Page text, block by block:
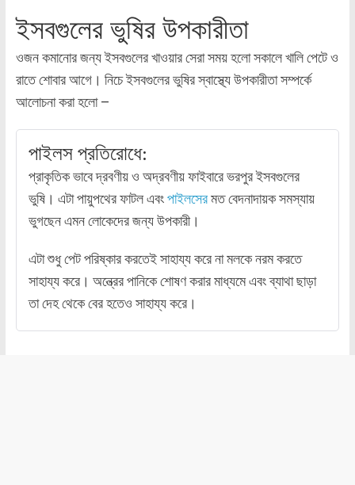
ইসবগুলের ভুষির উপকারীতা
ওজন কমানোর জন্য ইসবগুলের খাওয়ার সেরা সময় হলো সকালে খালি পেটে ও
রাতে শোবার আগে। নিচে ইসবগুলের ভুষির স্বাস্থ্যে উপকারীতা সম্পর্কে
আলোচনা করা হলো –
পাইলস প্রতিরোধে:
প্রাকৃতিক ভাবে দ্রবণীয় ও অদ্রবণীয় ফাইবারে ভরপুর ইসবগুলের
ভুষি। এটা পায়ুপথের ফাটল এবংপাইলসেরমত বেদনাদায়ক সমস্যায়
ভুগছেন এমন লোকেদের জন্য উপকারী।
এটা শুধু পেট পরিষ্কার করতেই সাহায্য করে না মলকে নরম করতে
সাহায্য করে। অন্ত্রের পানিকে শোষণ করার মাধ্যমে এবং ব্যাথা ছাড়া
তা দেহ থেকে বের হতেও সাহায্য করে।